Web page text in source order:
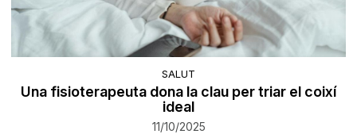
SALUT
Una fisioterapeuta dona la clau per triar el coixí
ideal
11/10/2025